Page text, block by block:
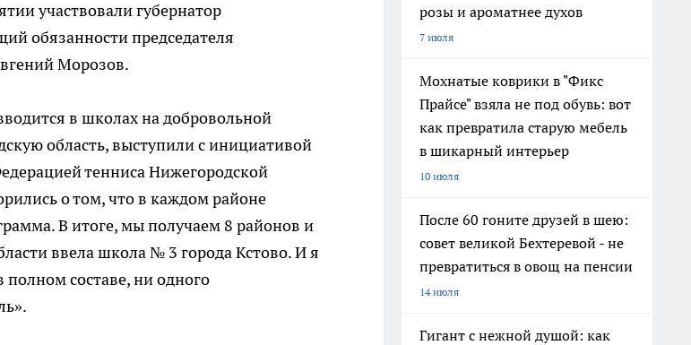
участвовали губернатор
обязанности председателя
Морозов.
в школах на добровольной
область, выступили с инициативой
тенниса Нижегородской
о том, что в каждом районе
В итоге, мы получаем 8 районов и
ввела школа № 3 города Кстово. И я
полном составе, ни одного
розы и ароматнее духов
7 июля
Мохнатые коврики в "Фикс
Прайсе" взяла не под обувь: вот
как превратила старую мебель
в шикарный интерьер
10 июля
После 60 гоните друзей в шею:
совет великой Бехтеревой - не
превратиться в овощ на пенсии
14 июля
Гигант с нежной душой: как